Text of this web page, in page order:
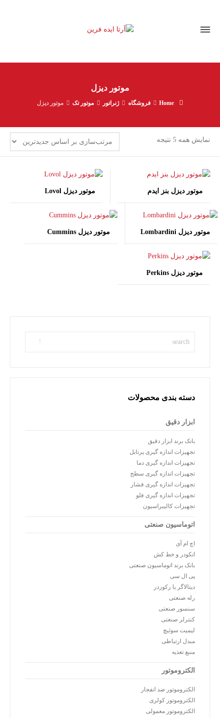
موتور دیزل
Home فروشگاه ژنراتور موتور تک موتور دیزل
نمایش همه 5 نتیجه
موتور دیزل بنز ایدم موتور دیزل Lovol
موتور دیزل Lombardini موتور دیزل Cummins
موتور دیزل Perkins
دسته بندی محصولات
ابزار دقیق
بانک برند ابزار دقیق
تجهیزات اندازه گیری پرتابل
تجهیزات اندازه گیری دما
تجهیزات اندازه گیری سطح
تجهیزات اندازه گیری فشار
تجهیزات اندازه گیری فلو
تجهیزات کالیبراسیون
اتوماسیون صنعتی
اچ ام آی
انکودر و خط کش
بانک برند اتوماسیون صنعتی
پی ال سی
دیتالاگر یا رکوردر
رله صنعتی
سنسور صنعتی
کنترلر صنعتی
لیمیت سوئیچ
مبدل ارتباطی
منبع تغذیه
الکتروموتور
الکتروموتور ضد انفجار
الکتروموتور کولری
الکتروموتور معمولی